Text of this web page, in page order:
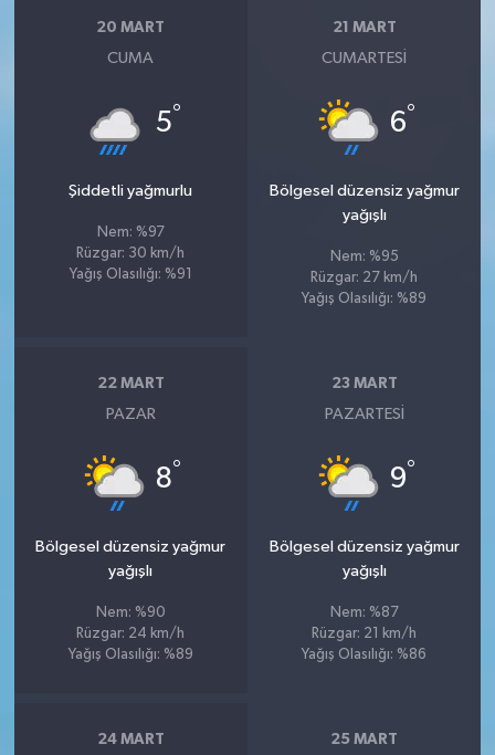
20 MART
CUMA
5°
Şiddetli yağmurlu
Nem: %97
Rüzgar: 30 km/h
Yağış Olasılığı: %91
21 MART
CUMARTESI
6°
Bölgesel düzensiz yağmur
yağışlı
Nem: %95
Rüzgar: 27 km/h
Yağış Olasılığı: %89
22 MART
PAZAR
8°
Bölgesel düzensiz yağmur
yağışlı
Nem: %90
Rüzgar: 24 km/h
Yağış Olasılığı: %89
23 MART
PAZARTESI
9°
Bölgesel düzensiz yağmur
yağışlı
Nem: %87
Rüzgar: 21 km/h
Yağış Olasılığı: %86
24 MART 25 MART